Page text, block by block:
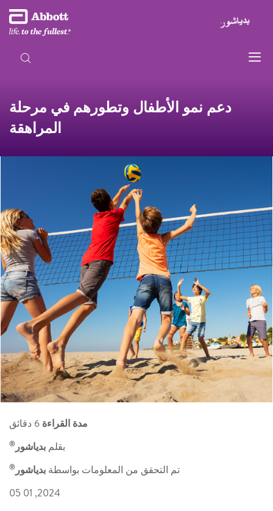
دعم نمو الأطفال وتطورهم في مرحلة
المراهقة
مدة القراءة
بقلم بدياشور ®
تم التحقق من المعلومات بواسطة بدياشور ®
2024, 01 05